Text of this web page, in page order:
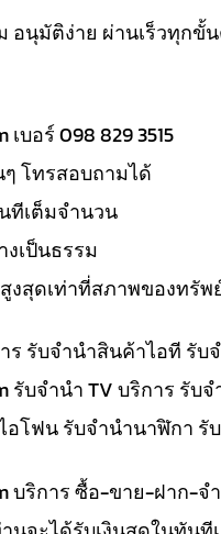
อนุมัติง่าย ผ่านเร็วทุกขั้
บอร์ 098 829 3515
โทรสอบถามได้
ทีเต็มจำนวน
งเป็นธรรม
งสุดเท่าที่สภาพของทรัพ
ร รับจำนำสินค้าไอที รั
รับจำนำ TV บริการ รั
โฟน รับจำนำนาฬิกา รั
บริการ ซื้อ-ขาย-ฝาก-จ